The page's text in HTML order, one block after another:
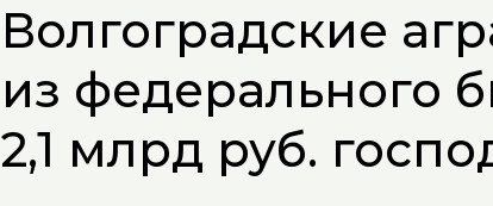
Волгоградские
из федерального
2,1 млрд руб.